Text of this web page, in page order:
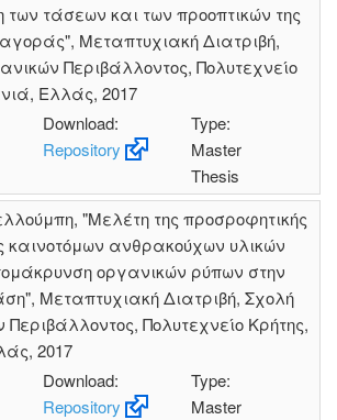
των τάσεων και των προοπτικών της
Μεταπτυχιακή Διατριβή,
Περιβάλλοντος, Πολυτεχνείο
Ελλάς, 2017
Download:
Repository
Type:
Master
Thesis
"Μελέτη της προσροφητικής
καινοτόμων ανθρακούχων υλικών
οργανικών ρύπων στην
Μεταπτυχιακή Διατριβή, Σχολή
Πολυτεχνείο Κρήτης,
2017
Download:
Repository
Type:
Master